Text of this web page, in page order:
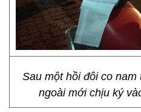
Sau một hồi đôi co
ngoài mới chịu ký